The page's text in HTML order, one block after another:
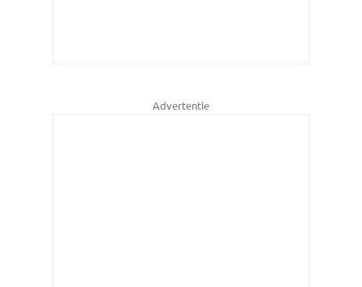
Advertentie